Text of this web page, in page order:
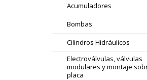
Acumuladores
Bombas
Cilindros Hidráulicos
Electroválvulas, válvulas
modulares y montaje
placa